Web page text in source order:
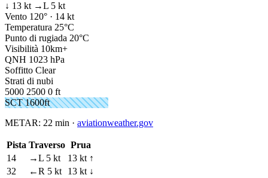
↓ 13 kt →L 5 kt
Vento 120° · 14 kt
Temperatura 25°C
Punto di rugiada 20°C
Visibilità 10km+
QNH 1023 hPa
Soffitto Clear
Strati di nubi
5000 2500 0 ft
SCT 1600ft
METAR: 22 min · aviationweather.gov
Pista Traverso Prua
14
→L 5 kt
13 kt ↑
32
←R 5 kt
13 kt ↓